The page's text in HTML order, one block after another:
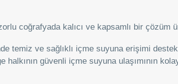
coğrafyada kalıcı ve kapsamlı bir çözüm
temiz ve sağlıklı içme suyuna erişimi
güvenli içme suyuna ulaşımının